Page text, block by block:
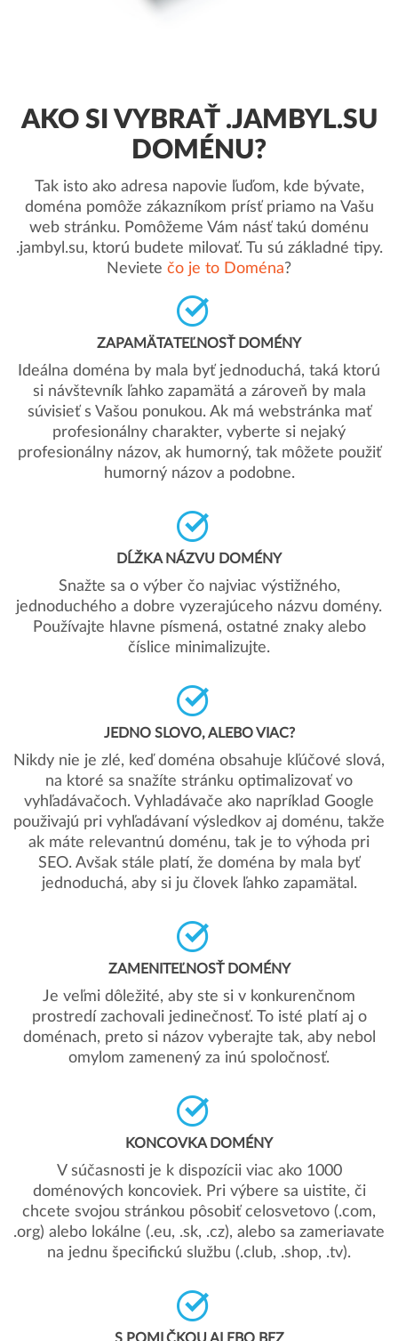
AKO SI VYBRAŤ .JAMBYL.SU
DOMÉNU?
Tak isto ako adresa napovie ľuďom, kde bývate,
doména pomôže zákazníkom prísť priamo na Vašu
web stránku. Pomôžeme Vám násť takú doménu
.jambyl.su, ktorú budete milovať. Tu sú základné tipy.
Neviete čo je to Doména?
ZAPAMÄTATEĽNOSŤ DOMÉNY
Ideálna doména by mala byť jednoduchá, taká ktorú
si návštevník ľahko zapamätá a zároveň by mala
súvisieť s Vašou ponukou. Ak má webstránka mať
profesionálny charakter, vyberte si nejaký
profesionálny názov, ak humorný, tak môžete použiť
humorný názov a podobne.
DĹŽKA NÁZVU DOMÉNY
Snažte sa o výber čo najviac výstižného,
jednoduchého a dobre vyzerajúceho názvu domény.
Používajte hlavne písmená, ostatné znaky alebo
číslice minimalizujte.
JEDNO SLOVO, ALEBO VIAC?
Nikdy nie je zlé, keď doména obsahuje kľúčové slová,
na ktoré sa snažíte stránku optimalizovať vo
vyhľadávačoch. Vyhladávače ako napríklad Google
použivajú pri vyhľadávaní výsledkov aj doménu, takže
ak máte relevantnú doménu, tak je to výhoda pri
SEO. Avšak stále platí, že doména by mala byť
jednoduchá, aby si ju človek ľahko zapamätal.
ZAMENITEĽNOSŤ DOMÉNY
Je veľmi dôležité, aby ste si v konkurenčnom
prostredí zachovali jedinečnosť. To isté platí aj o
doménach, preto si názov vyberajte tak, aby nebol
omylom zamenený za inú spoločnosť.
KONCOVKA DOMÉNY
V súčasnosti je k dispozícii viac ako 1000
doménových koncoviek. Pri výbere sa uistite, či
chcete svojou stránkou pôsobiť celosvetovo (.com,
.org) alebo lokálne (.eu, .sk, .cz), alebo sa zameriavate
na jednu špecifickú službu (.club, .shop, .tv).